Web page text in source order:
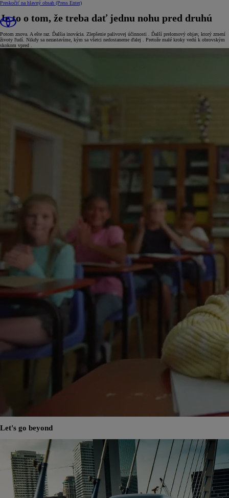
Preskočiť na hlavný obsah (Press Enter)
Je to o tom, že treba dať jednu nohu pred druhú
Potom znova. A ešte raz. Ďalšia inovácia. Zlepšenie palivovej účinnosti . Ďalší prelomový objav, ktorý zmení
životy ľudí. Nikdy sa nezastavíme, kým sa všetci nedostaneme ďalej . Pretože malé kroky vedú k obrovským
skokom vpred .
Let's go beyond